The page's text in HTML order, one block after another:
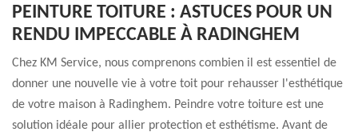
PEINTURE TOITURE : ASTUCES POUR UN
RENDU IMPECCABLE À RADINGHEM
Chez KM Service, nous comprenons combien il est essentiel de
donner une nouvelle vie à votre toit pour rehausser l'esthétique
de votre maison à Radinghem. Peindre votre toiture est une
solution idéale pour allier protection et esthétisme. Avant de